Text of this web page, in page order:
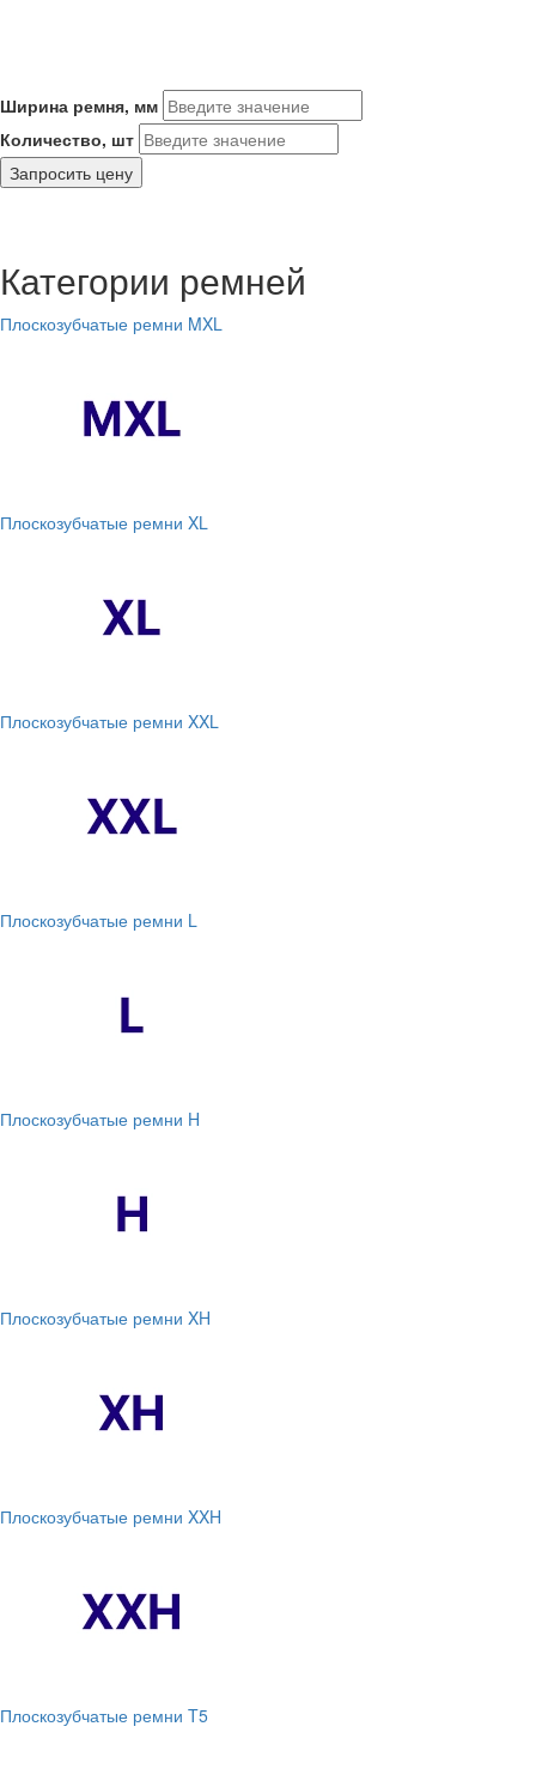
Ширина ремня, мм
Количество, шт
Запросить цену
Категории ремней
Плоскозубчатые ремни MXL
Плоскозубчатые ремни XL
Плоскозубчатые ремни XXL
Плоскозубчатые ремни L
Плоскозубчатые ремни H
Плоскозубчатые ремни XH
Плоскозубчатые ремни XXH
Плоскозубчатые ремни T5